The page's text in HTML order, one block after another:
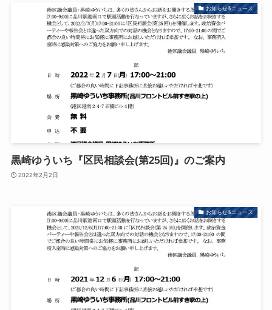
お知らせ&ニュース
黒崎ゆういち『区民相談会(第25回)』のご案内
2022年2月2日
お知らせ&ニュース